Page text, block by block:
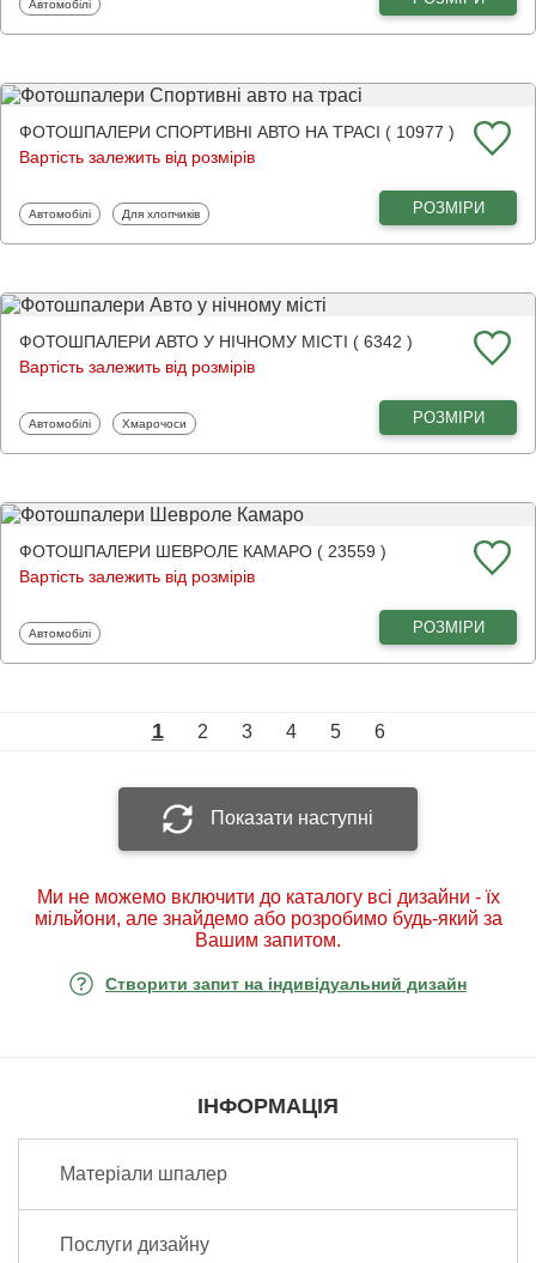
Фотошпалери
Автомобілі
ФОТОШПАЛЕРИ СПОРТИВНІ АВТО НА ТРАСІ ( 10977 )
Вартість залежить від розмірів
Фотошпалери
Автомобілі Фотошпалери
Для хлопчиків РОЗМІРИ
ФОТОШПАЛЕРИ АВТО У НІЧНОМУ МІСТІ ( 6342 )
Вартість залежить від розмірів
Фотошпалери
Автомобілі Фотошпалери
Хмарочоси РОЗМІРИ
ФОТОШПАЛЕРИ ШЕВРОЛЕ КАМАРО ( 23559 )
Вартість залежить від розмірів
Фотошпалери
Автомобілі РОЗМІРИ
1 2 3 4 5 6
Показати наступні
Ми не можемо включити до каталогу всі дизайни - їх
мільйони, але знайдемо або розробимо будь-який за
Вашим запитом.
Створити запит на індивідуальний дизайн
ІНФОРМАЦІЯ
Матеріали шпалер
Послуги дизайну